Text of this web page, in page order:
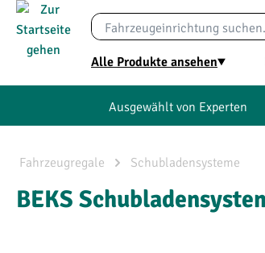
Zur Hauptnavigation springen
Ausgewählt von Experten
Alle Produkte ansehen
Fahrzeugregale Schubladensysteme
BEKS